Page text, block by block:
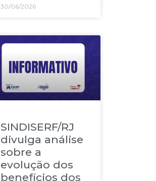
30/06/2026
SINDISERF/RJ
divulga análise
sobre a
evolução dos
benefícios dos